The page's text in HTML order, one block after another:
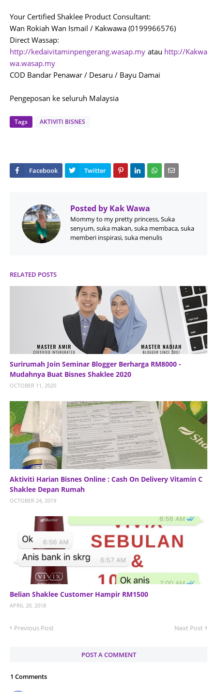
Your Certified Shaklee Product Consultant:
Wan Rokiah Wan Ismail / Kakwawa (0199966576)
Direct Wassap:
http://kedaivitaminpengerang.wasap.my atau http://Kakwa
wa.wasap.my
COD Bandar Penawar / Desaru / Bayu Damai
Pengeposan ke seluruh Malaysia
Tags AKTIVITI BISNES
Posted by Kak Wawa
Mommy to my pretty princess, Suka
senyum, suka makan, suka membaca, suka
memberi inspirasi, suka menulis
RELATED POSTS
Surirumah Join Seminar Blogger Berharga RM8000 -
Mudahnya Buat Bisnes Shaklee 2020
OCTOBER 11, 2020
Aktiviti Harian Bisnes Online : Cash On Delivery Vitamin C
Shaklee Depan Rumah
OCTOBER 24, 2019
Belian Shaklee Customer Hampir RM1500
APRIL 20, 2018
Previous Post Next Post
POST A COMMENT
1 Comments